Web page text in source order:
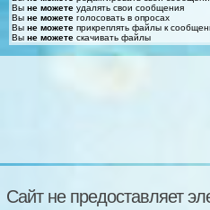
Вы не можете удалять свои сообщения
Вы не можете голосовать в опросах
Вы не можете прикреплять файлы к
Вы не можете скачивать файлы
Сайт не предоставляет